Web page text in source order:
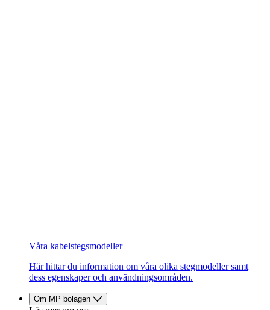
Våra kabelstegsmodeller
Här hittar du information om våra olika stegmodeller samt
dess egenskaper och användningsområden.
Om MP bolagen